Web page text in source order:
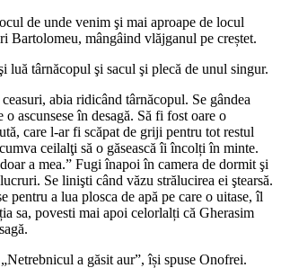
de unde venim şi mai aproape de locul
Bartolomeu, mângâind vlăjganul pe creștet.
luă târnăcopul şi sacul şi plecă de unul singur.
abia ridicând târnăcopul. Se gândea
o ascunsese în desagă. Să fi fost oare o
care l-ar fi scăpat de griji pentru tot restul
ceilalţi să o găsească îi încolți în minte.
a mea.” Fugi înapoi în camera de dormit şi
Se linişti când văzu strălucirea ei ştearsă.
pentru a lua plosca de apă pe care o uitase, îl
sa, povesti mai apoi celorlalți că Gherasim
a găsit aur”, își spuse Onofrei.